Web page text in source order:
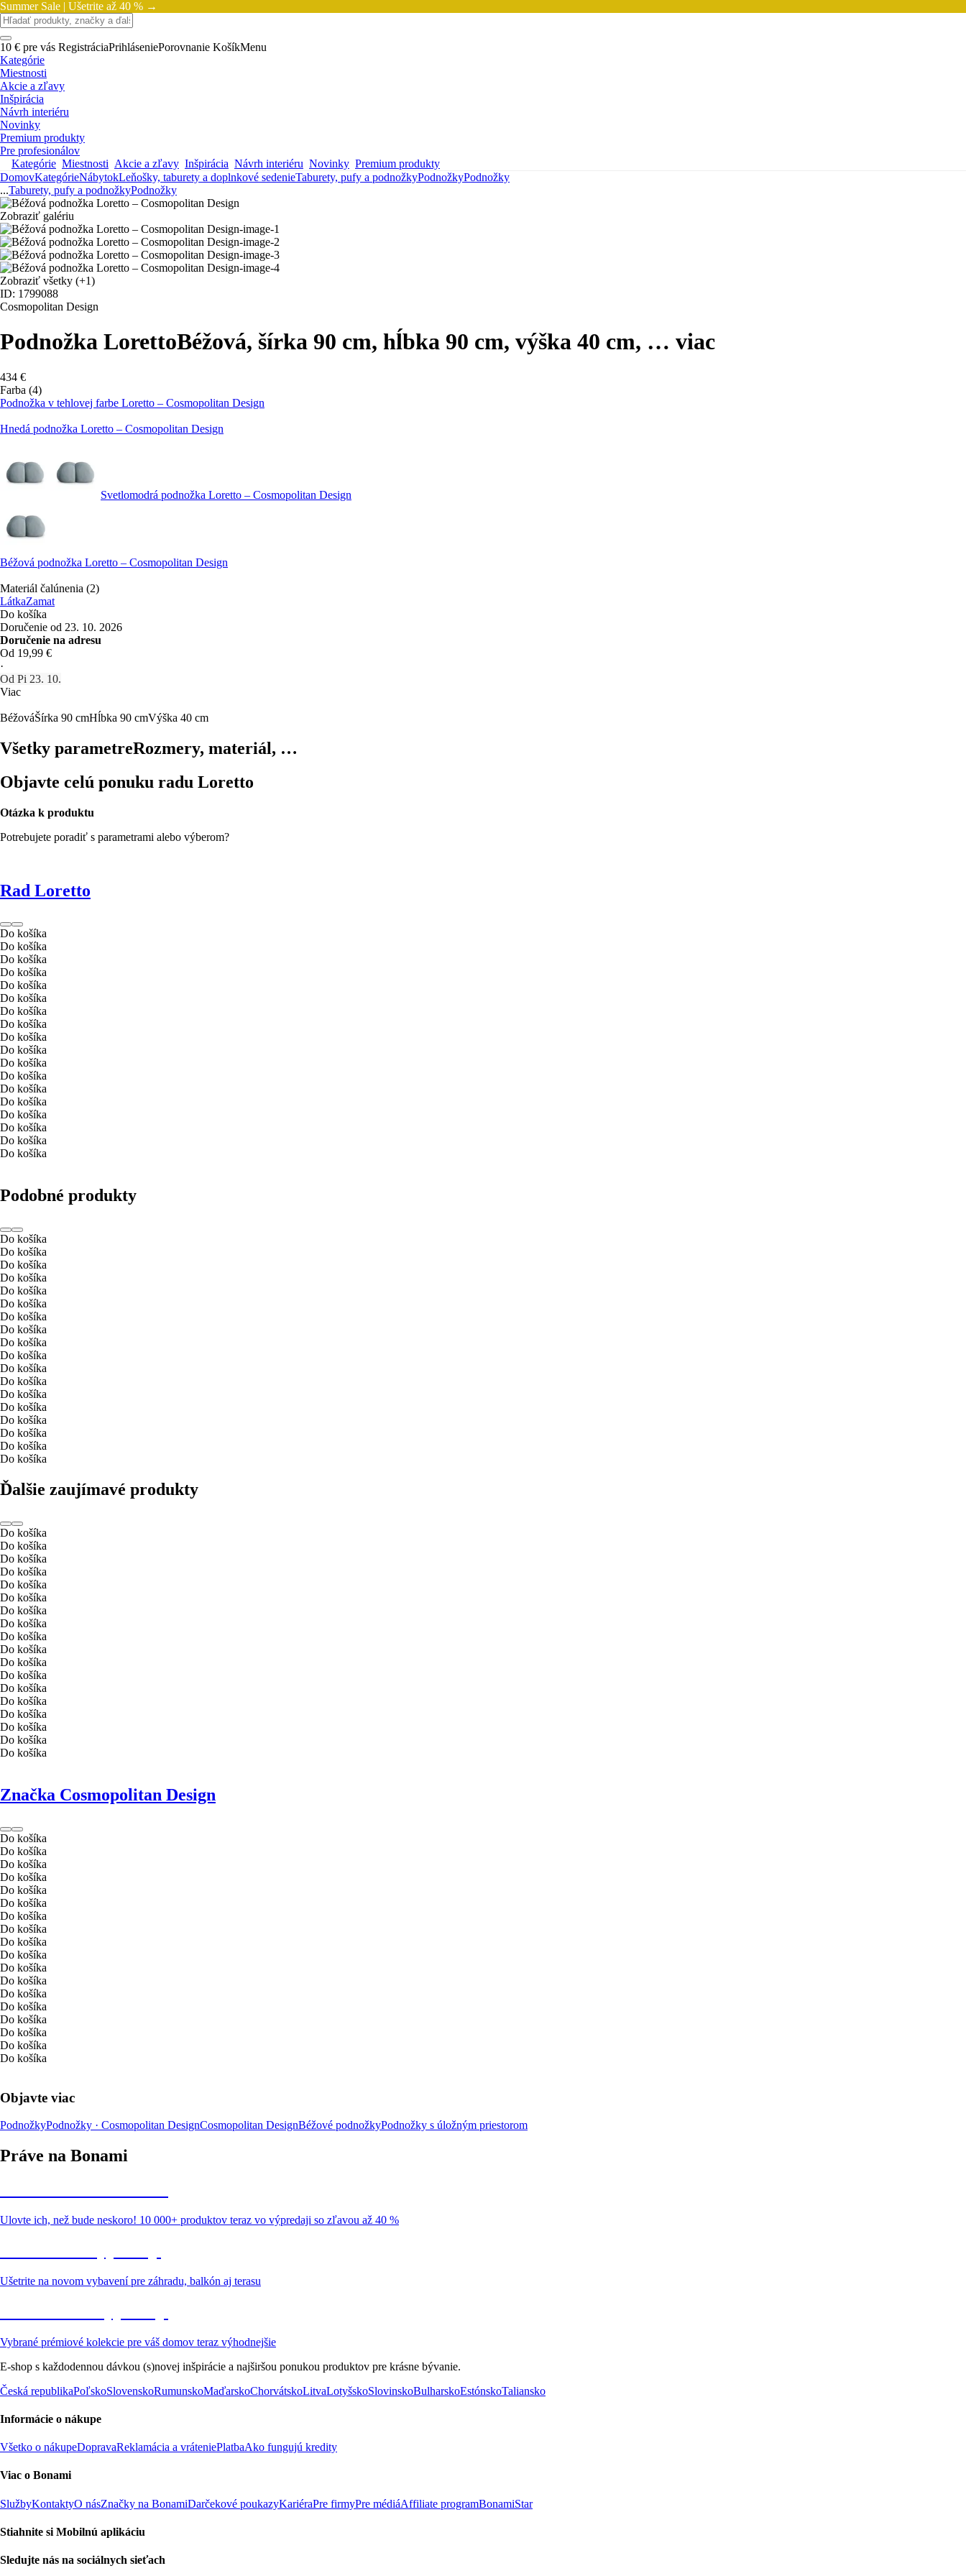
Summer Sale | Ušetrite až 40 % →
10 € pre vás RegistráciaPrihláseniePorovnanie KošíkMenu
Kategórie
Miestnosti
Akcie a zľavy
Inšpirácia
Návrh interiéru
Novinky
Premium produkty
Pre profesionálov
Kategórie Miestnosti Akcie a zľavy Inšpirácia Návrh interiéru Novinky Premium produkty
DomovKategórieNábytokLeňošky, taburety a doplnkové sedenieTaburety, pufy a podnožkyPodnožkyPodnožky
...Taburety, pufy a podnožkyPodnožky
Zobraziť galériu
Zobraziť všetky (+1)
ID: 1799088
Cosmopolitan Design
Podnožka LorettoBéžová, šírka 90 cm, hĺbka 90 cm, výška 40 cm, … viac
434 €
Farba (4)
Podnožka v tehlovej farbe Loretto – Cosmopolitan Design
Hnedá podnožka Loretto – Cosmopolitan Design
Svetlomodrá podnožka Loretto – Cosmopolitan Design
Béžová podnožka Loretto – Cosmopolitan Design
Materiál čalúnenia (2)
LátkaZamat
Do košíka
Doručenie od 23. 10. 2026
Doručenie na adresu
Od 19,99 €
·
Od Pi 23. 10.
Viac
BéžováŠírka 90 cmHĺbka 90 cmVýška 40 cm
Všetky parametreRozmery, materiál, …
Objavte celú ponuku radu Loretto
Otázka k produktu
Potrebujete poradiť s parametrami alebo výberom?
Rad Loretto
Do košíka
Do košíka
Do košíka
Do košíka
Do košíka
Do košíka
Do košíka
Do košíka
Do košíka
Do košíka
Do košíka
Do košíka
Do košíka
Do košíka
Do košíka
Do košíka
Do košíka
Do košíka
Podobné produkty
Do košíka
Do košíka
Do košíka
Do košíka
Do košíka
Do košíka
Do košíka
Do košíka
Do košíka
Do košíka
Do košíka
Do košíka
Do košíka
Do košíka
Do košíka
Do košíka
Do košíka
Do košíka
Ďalšie zaujímavé produkty
Do košíka
Do košíka
Do košíka
Do košíka
Do košíka
Do košíka
Do košíka
Do košíka
Do košíka
Do košíka
Do košíka
Do košíka
Do košíka
Do košíka
Do košíka
Do košíka
Do košíka
Do košíka
Značka Cosmopolitan Design
Do košíka
Do košíka
Do košíka
Do košíka
Do košíka
Do košíka
Do košíka
Do košíka
Do košíka
Do košíka
Do košíka
Do košíka
Do košíka
Do košíka
Do košíka
Do košíka
Do košíka
Do košíka
Objavte viac
PodnožkyPodnožky · Cosmopolitan DesignCosmopolitan DesignBéžové podnožkyPodnožky s úložným priestorom
Práve na Bonami
Ulovte ich, než bude neskoro! 10 000+ produktov teraz vo výpredaji so zľavou až 40 %
Ušetrite na novom vybavení pre záhradu, balkón aj terasu
Vybrané prémiové kolekcie pre váš domov teraz výhodnejšie
E-shop s každodennou dávkou (s)novej inšpirácie a najširšou ponukou produktov pre krásne bývanie.
Česká republikaPoľskoSlovenskoRumunskoMaďarskoChorvátskoLitvaLotyšskoSlovinskoBulharskoEstónskoTaliansko
Informácie o nákupe
Všetko o nákupeDopravaReklamácia a vráteniePlatbaAko fungujú kredity
Viac o Bonami
SlužbyKontaktyO násZnačky na BonamiDarčekové poukazyKariéraPre firmyPre médiáAffiliate programBonamiStar
Stiahnite si Mobilnú aplikáciu
Sledujte nás na sociálnych sieťach